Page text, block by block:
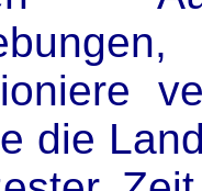
die